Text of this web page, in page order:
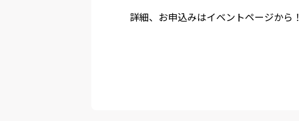
詳細、お申込みはイベントページから！